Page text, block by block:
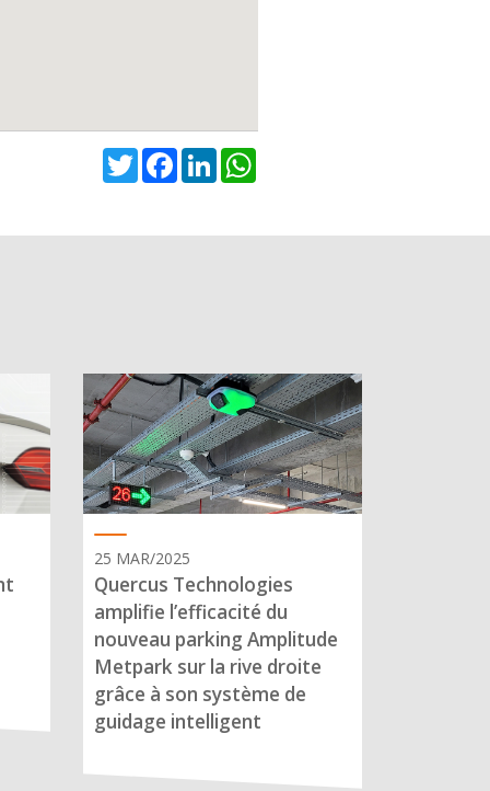
TwitterFacebook
LinkedIn
25 MAR/2025
Quercus Technologies
amplifie l’efficacité du
nouveau parking Amplitude
Metpark sur la rive droite
grâce à son système de
guidage intelligent